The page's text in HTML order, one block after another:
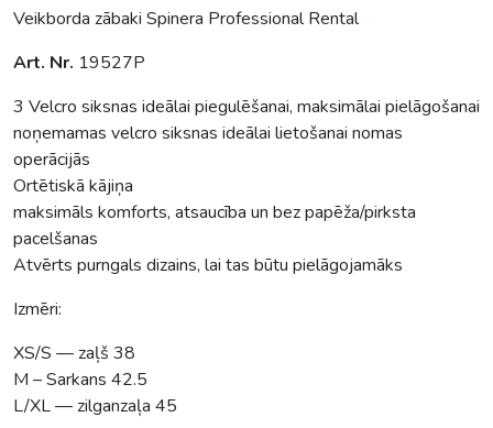
Veikborda zābaki Spinera Professional Rental
Art. Nr. 19527P
3 Velcro siksnas ideālai piegulēšanai, maksimālai pielāgošanai
noņemamas velcro siksnas ideālai lietošanai nomas
operācijās
Ortētiskā kājiņa
maksimāls komforts, atsaucība un bez papēža/pirksta
pacelšanas
Atvērts purngals dizains, lai tas būtu pielāgojamāks
Izmēri:
XS/S — zaļš 38
M – Sarkans 42.5
L/XL — zilganzaļa 45